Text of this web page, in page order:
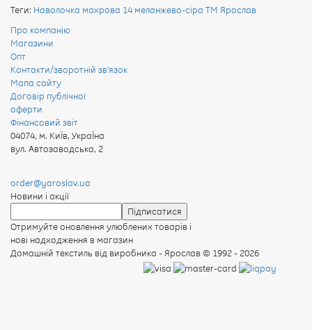
Теги: Наволочка махрова 14 меланжево-сіра ТМ Ярослав
Про компанію
Магазини
Опт
Контакти/зворотній зв'язок
Мапа сайту
Договір публічної
оферти
Фінансовий звіт
04074, м. КиЇв, УкраЇна
вул. Автозаводська, 2
order@yaroslav.ua
Новини і акції
Отримуйте оновлення улюблених товарів і
нові надходження в магазин
Домашній текстиль від виробника - Ярослав© 1992 - 2026